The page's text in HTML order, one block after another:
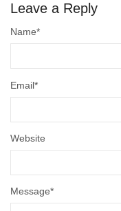
Leave a Reply
Message*
Name*
Email*
Website